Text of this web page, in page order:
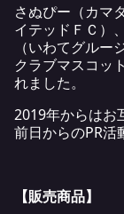
さぬぴー（カマ
イテッドＦＣ）
（いわてグル
クラブマスコッ
れました。
2019年からはお
前日からのPR活
【販売商品】